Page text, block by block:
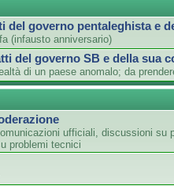
del governo pentaleghista e
(infausto anniversario)
del governo SB e della sua
di un paese anomalo; da
ufficiali, discussioni su
problemi tecnici